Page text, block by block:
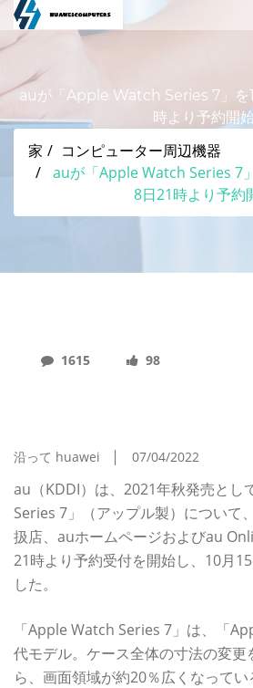
auが「Apple Watch Series 7」を
時より予約開始
家
コンピューター周辺機器
auが「Apple Watch Series 7
8日21時より予約
1615 98
沿って huawei 07/04/2022
au（KDDI）は、2021年秋発売とし
Series 7」（アップル製）について
扱店、auホームページおよびau
21時より予約受付を開始し、10月
した。
「Apple Watch Series 7」は、「
代モデル。ケース全体の寸法の変更
ら、画面領域が約20％広くなって